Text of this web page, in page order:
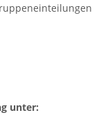
unter: